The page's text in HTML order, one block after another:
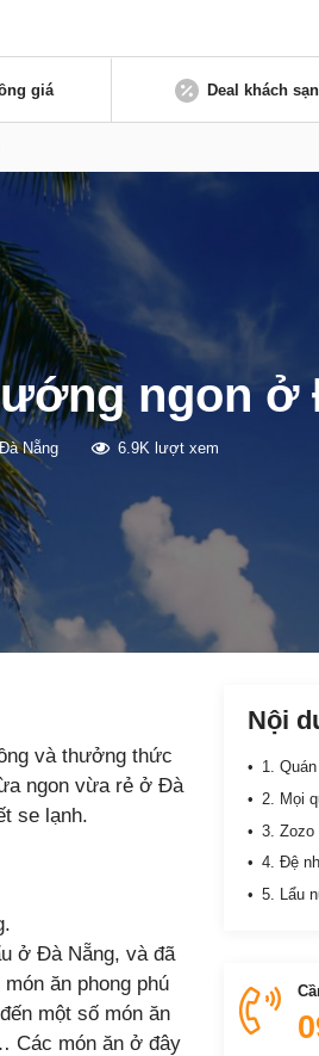
giá Deal khách sạn
ngon ở
Đà Nẵng 6.9K lượt xem
và thưởng thức
ngon vừa rẻ ở Đà
se lạnh.
ở Đà Nẵng, và đã
ăn phong phú
một số món ăn
Các món ăn ở đây
Nội
1.
2. Mọi
3. Zozo
4. Đệ
5. Lẩu